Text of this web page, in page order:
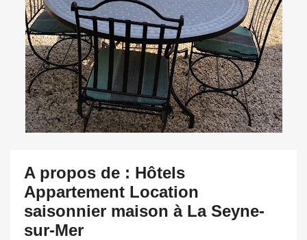
A propos de : Hôtels
Appartement Location
saisonnier maison à La Seyne-
sur-Mer